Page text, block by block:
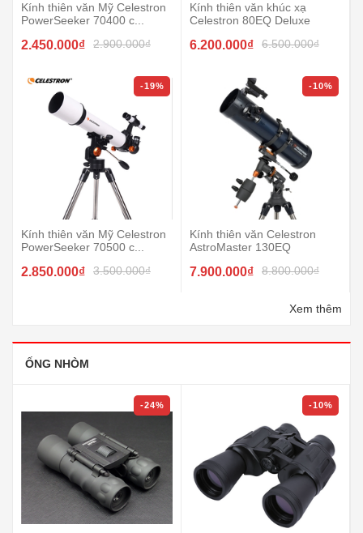
Kính thiên văn Mỹ Celestron
PowerSeeker 70400 c...
2.450.000₫ 2.900.000₫
-19%
Kính thiên văn Mỹ Celestron
PowerSeeker 70500 c...
2.850.000₫ 3.500.000₫
Kính thiên văn khúc xạ
Celestron 80EQ Deluxe
6.200.000₫ 6.500.000₫
-10%
Kính thiên văn Celestron
AstroMaster 130EQ
7.900.000₫ 8.800.000₫
Xem thêm
ỐNG NHÒM
-24% -10%